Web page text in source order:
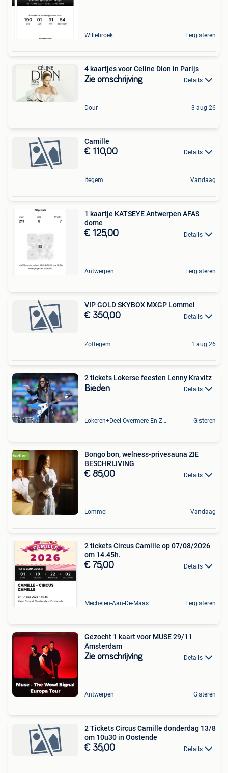
Willebroek Eergisteren
4 kaartjes voor Celine Dion in Parijs
Zie omschrijving Details
Dour 3 aug 26
Camille
€ 110,00 Details
Itegem Vandaag
1 kaartje KATSEYE Antwerpen AFAS
dome
€ 125,00 Details
Antwerpen Eergisteren
VIP GOLD SKYBOX MXGP Lommel
€ 350,00 Details
Zottegem 1 aug 26
2 tickets Lokerse feesten Lenny Kravitz
Bieden Details
Lokeren+Deel Overmere En Zele Gisteren
Bongo bon, welness-privesauna ZIE
BESCHRIJVING
€ 85,00 Details
Lommel Vandaag
2 tickets Circus Camille op 07/08/2026
om 14.45h.
€ 75,00 Details
Mechelen-Aan-De-Maas Eergisteren
Gezocht 1 kaart voor MUSE 29/11
Amsterdam
Zie omschrijving Details
Antwerpen Gisteren
2 Tickets Circus Camille donderdag 13/8
om 10u30 in Oostende
€ 35,00 Details